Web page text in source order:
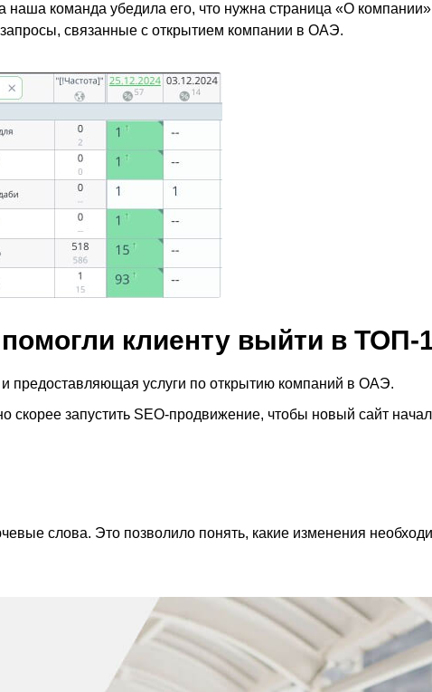
наша команда убедила его, что нужна страница «О
связанные с открытием компании в ОАЭ.
клиенту выйти в ТОП-
предоставляющая услуги по открытию компаний в ОАЭ.
скорее запустить SEO-продвижение, чтобы новый сайт
слова. Это позволило понять, какие изменения